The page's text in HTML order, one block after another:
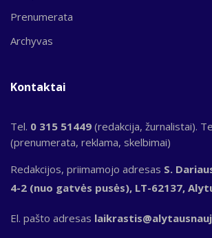
Prenumerata
Archyvas
Kontaktai
Tel. 0 315 51449 (redakcija, žurnalistai).
(prenumerata, reklama, skelbimai)
Redakcijos, priimamojo adresas S.
4-2 (nuo gatvės pusės), LT-62137,
El. pašto adresas